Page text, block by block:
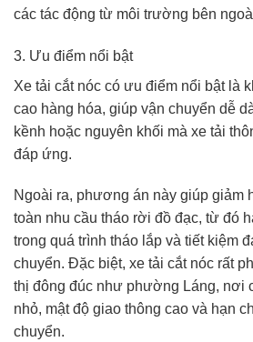
các tác động từ môi trường bên
3. Ưu điểm nổi bật
Xe tải cắt nóc có ưu điểm nổi bật là
cao hàng hóa, giúp vận chuyển dễ
kềnh hoặc nguyên khối mà xe tải
đáp ứng.
Ngoài ra, phương án này giúp giảm
toàn nhu cầu tháo rời đồ đạc, từ đó
trong quá trình tháo lắp và tiết kiệm
chuyển. Đặc biệt, xe tải cắt nóc rất
thị đông đúc như phường Láng, nơi
nhỏ, mật độ giao thông cao và hạn
chuyển.